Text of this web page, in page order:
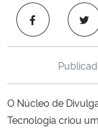
Ministério da Cidadania
Ministério da Saúde
Ministério de Minas e
Ministério da Ciência,
O Núcleo de
Tecnologia criou